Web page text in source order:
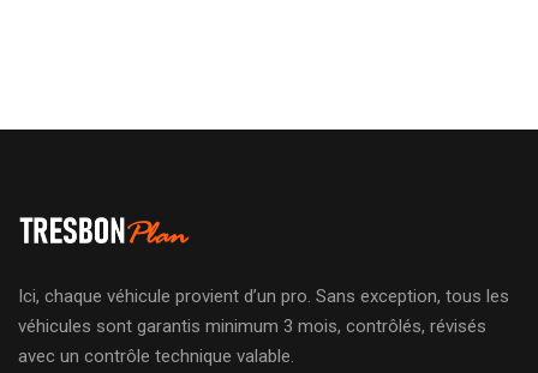
Ici, chaque véhicule provient d’un pro. Sans exception, tous les
véhicules sont garantis minimum 3 mois, contrôlés, révisés
avec un contrôle technique valable.